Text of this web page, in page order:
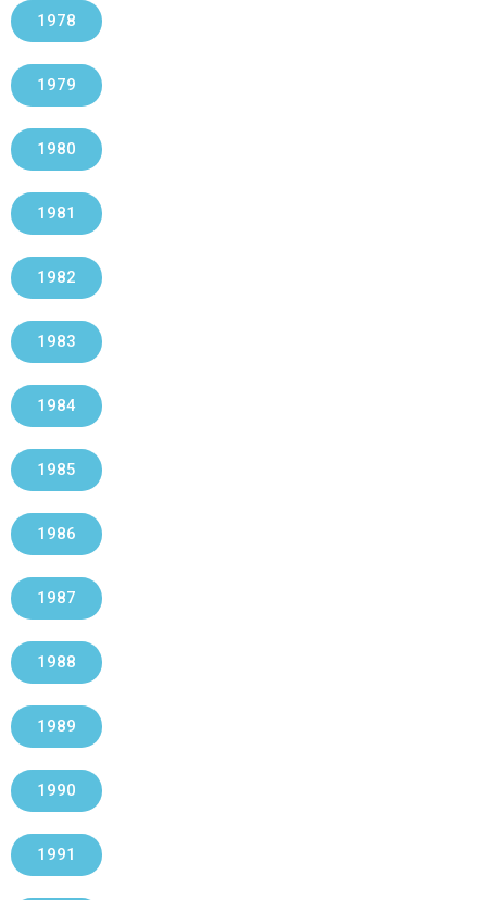
1978
1979
1980
1981
1982
1983
1984
1985
1986
1987
1988
1989
1990
1991